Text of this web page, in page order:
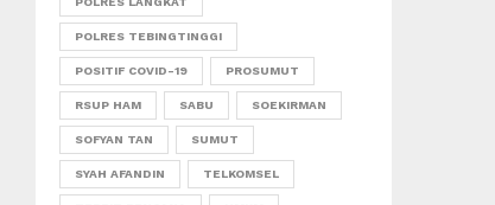
POLRES TEBINGTINGGI
POSITIF COVID-19 PROSUMUT
RSUP HAM SABU SOEKIRMAN
SOFYAN TAN SUMUT
SYAH AFANDIN TELKOMSEL